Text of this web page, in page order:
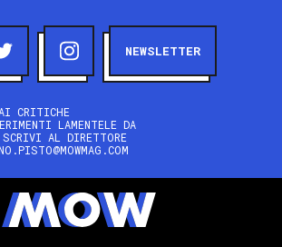
NEWSLETTER
CRITICHE
LAMENTELE DA
SCRIVI AL DIRETTORE